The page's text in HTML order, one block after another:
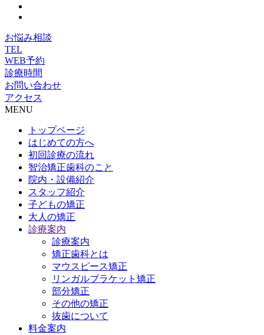
お悩み相談
TEL
WEB予約
診療時間
お問い合わせ
アクセス
MENU
トップページ
はじめての方へ
初回診療の流れ
智治矯正歯科のこと
院内・設備紹介
スタッフ紹介
子どもの矯正
大人の矯正
診療案内
診療案内
矯正歯科とは
マウスピース矯正
リンガルブラケット矯正
部分矯正
その他の矯正
抜歯について
料金案内